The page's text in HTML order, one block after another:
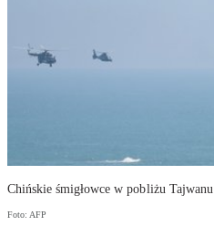
Chińskie śmigłowce w pobliżu Tajwanu
Foto: AFP